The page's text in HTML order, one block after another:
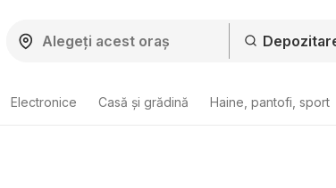
Electronice Casă și grădină Haine, pantofi, sport